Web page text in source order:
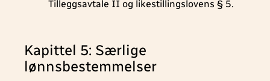
Tilleggsavtale II og likestillingslovens § 5.
Kapittel 5: Særlige
lønnsbestemmelser